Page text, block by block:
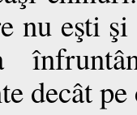
nu eşti
decât